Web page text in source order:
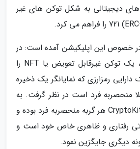
دیجیتالی به شکل توکن های غیر
در خصوص این اپلیکیشن آمده است: در
ابتدایی ترین مفهوم، یک توکن غیرقابل تعویض یا NFT را
رمزارزی که نمایانگر یک ذخیره
منحصربه فرد است در نظر گرفت. به
عنوان مثال، در CryptoKitties هر گربه منحصربه فرد بوده و
رفتاری و ظاهری خاص خود است و
دیگری جایگزین نمود.